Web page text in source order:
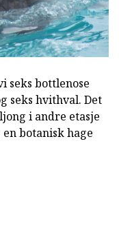
seks bottlenose
seks hvithval. Det
i andre etasje
botanisk hage